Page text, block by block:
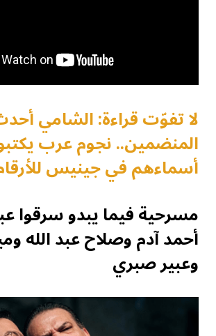
لا تفوّت قراءة: الشامي
المنضمين.. نجوم عرب
أسماءهم في جينيس
مسرحية فيما يبدو سرقوا
أحمد آدم وصلاح عبد الله
وعبير صبري